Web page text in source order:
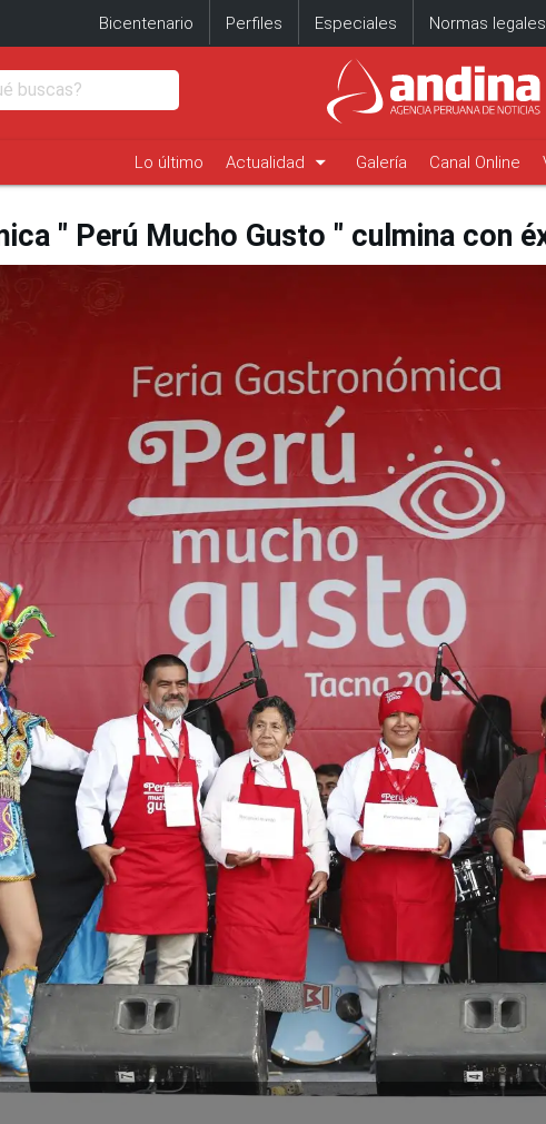
Bicentenario Perfiles Especiales Normas legales
Lo último Actualidad arrow_drop_down Galería Canal Online
" Perú Mucho Gusto " culmina con